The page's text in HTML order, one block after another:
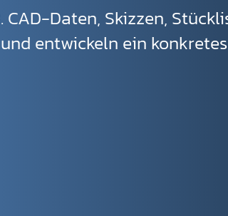
Daten, Skizzen,
entwickeln ein konkretes